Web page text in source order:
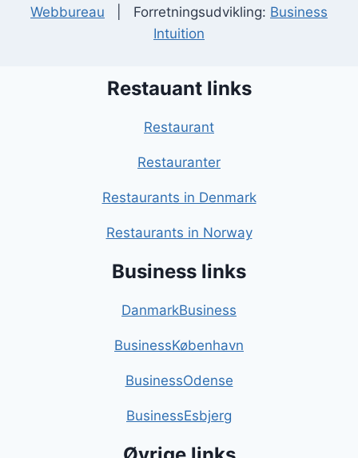
Webbureau | Forretningsudvikling: Business
Intuition
Restauant links
Restaurant
Restauranter
Restaurants in Denmark
Restaurants in Norway
Business links
DanmarkBusiness
BusinessKøbenhavn
BusinessOdense
BusinessEsbjerg